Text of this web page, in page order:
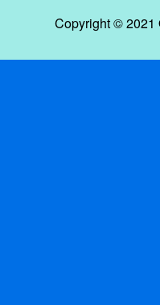
Copyright © 2021